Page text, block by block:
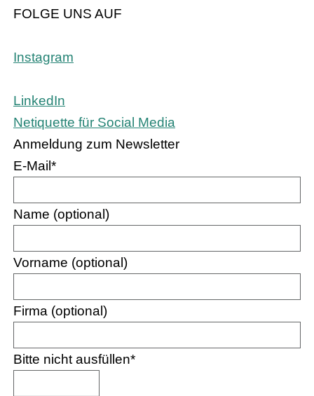
FOLGE UNS AUF
Instagram
LinkedIn
Netiquette für Social Media
Anmeldung zum Newsletter
E-Mail *
Name (optional)
Vorname (optional)
Firma (optional)
Bitte nicht ausfüllen*